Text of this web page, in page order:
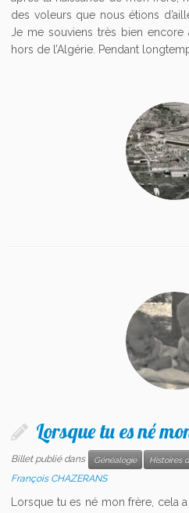
des voleurs que nous étions
Je me souviens très bien encore
hors de l’Algérie. Pendant
Lorsque tu es né
Billet publié dans Généalogie Histoires
François CHAZERANS
Lorsque tu es né mon frère, cela